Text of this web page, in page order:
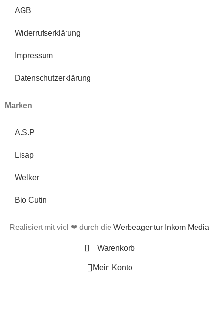
AGB
Widerrufserklärung
Impressum
Datenschutzerklärung
Marken
A.S.P
Lisap
Welker
Bio Cutin
Realisiert mit viel ❤ durch dieWerbeagentur Inkom Media
Warenkorb
Mein Konto